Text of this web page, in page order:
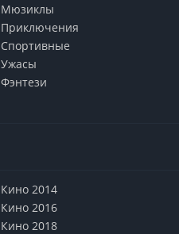
Мюзиклы
Приключения
Cпортивные
Ужасы
Фэнтези
Кино 2014
Кино 2016
Кино 2018